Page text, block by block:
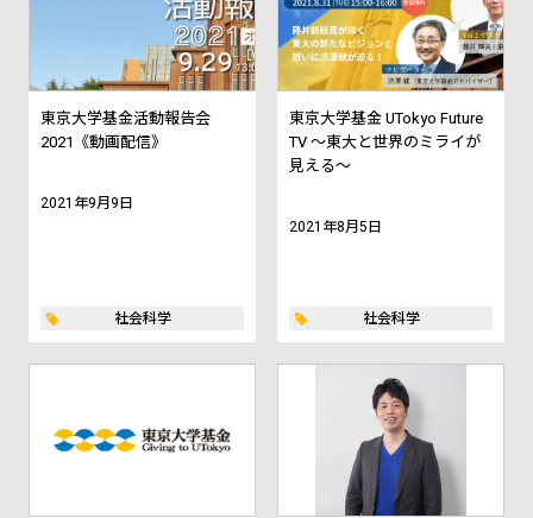
東京大学基金活動報告会
2021《動画配信》
2021年9月9日
社会科学
東京大学基金 UTokyo Future
TV ～東大と世界のミライが
見える～
2021年8月5日
社会科学